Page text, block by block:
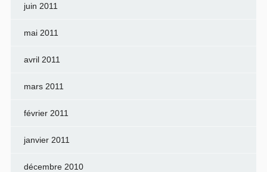
juin 2011
mai 2011
avril 2011
mars 2011
février 2011
janvier 2011
décembre 2010